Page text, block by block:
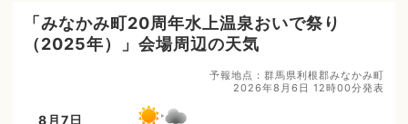
「みなかみ町20周年水上温泉おいで祭り
（2025年）」会場周辺の天気
予報地点：群馬県利根郡みなかみ町
2026年8月6日 12時00分発表
8月7日